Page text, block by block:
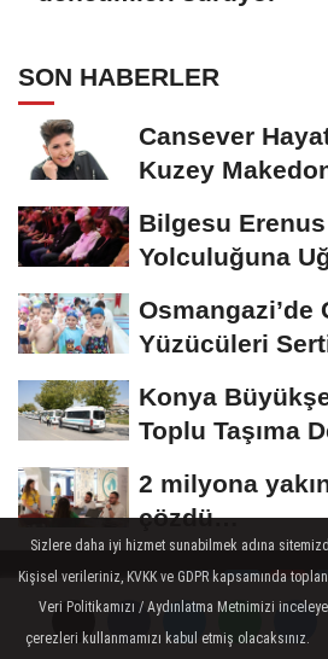
SON HABERLER
Cansever
Kuzey
Bilgesu
Yolculuğuna
Osmangazi’de
Yüzücüleri
Konya
Toplu Taşıma
2 milyona
çözdü…
Hakkımızda Künye Çerez
Sizlere daha iyi hizmet sunabilmek adına
Kişisel verileriniz, KVKK ve GDPR kapsamında
Veri Politikamızı / Aydınlatma Metnimizi
çerezleri kullanmamızı kabul etmiş olacaksınız.